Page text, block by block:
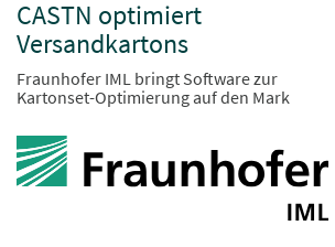
CASTN optimiert
Versandkartons
Fraunhofer IML bringt Software zur
Kartonset-Optimierung auf den Mark